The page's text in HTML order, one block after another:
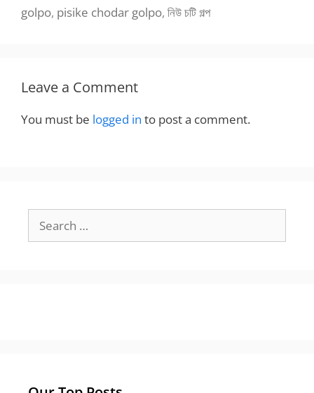
golpo, pisike chodar golpo, নিউ চটি গল্প
Leave a Comment
You must be logged in to post a comment.
for: